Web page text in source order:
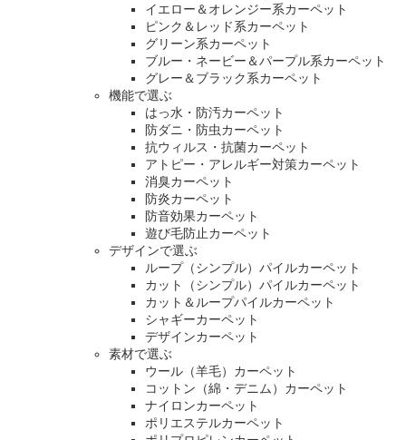
イエロー＆オレンジー系カーペット
ピンク＆レッド系カーペット
グリーン系カーペット
ブルー・ネービー＆パープル系カーペット
グレー＆ブラック系カーペット
機能で選ぶ
はっ水・防汚カーペット
防ダニ・防虫カーペット
抗ウィルス・抗菌カーペット
アトピー・アレルギー対策カーペット
消臭カーペット
防炎カーペット
防音効果カーペット
遊び毛防止カーペット
デザインで選ぶ
ループ（シンプル）パイルカーペット
カット（シンプル）パイルカーペット
カット＆ループパイルカーペット
シャギーカーペット
デザインカーペット
素材で選ぶ
ウール（羊毛）カーペット
コットン（綿・デニム）カーペット
ナイロンカーペット
ポリエステルカーペット